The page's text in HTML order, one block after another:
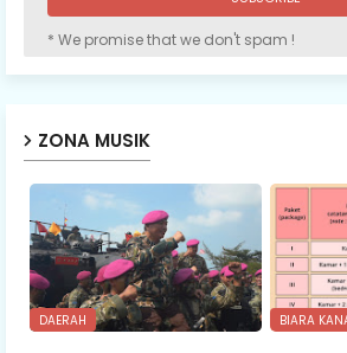
* We promise that we don't spam !
ZONA MUSIK
DAERAH BIARA